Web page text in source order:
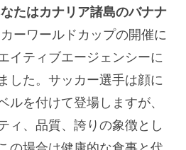
なたはカナリア諸島のバナナ
ーワールドカップの開催に
イティブエージェンシーに
した。サッカー選手は顔に
ルを付けて登場しますが、
ィ、品質、誇りの象徴とし